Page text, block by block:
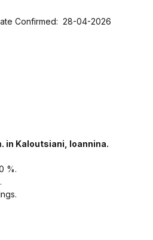
Confirmed: 28-04-2026
in Kaloutsiani, Ioannina.
%.